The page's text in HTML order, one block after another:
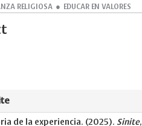
RELIGIOSA
EDUCAR EN VALORES
de la experiencia. (2025). Sinite,